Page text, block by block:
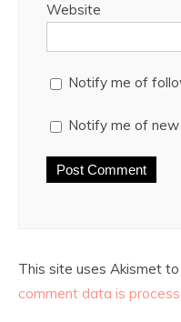
Website
Notify me of
Notify me of
This site uses Akismet
comment data is